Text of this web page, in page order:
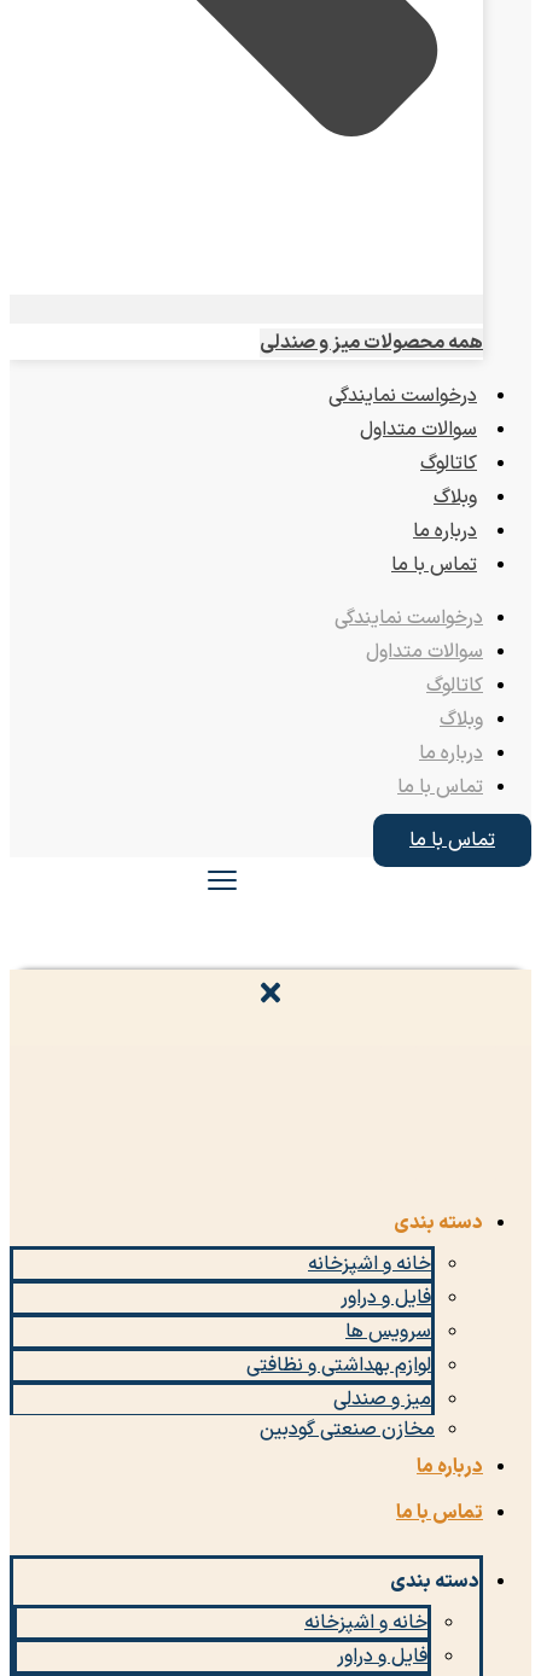
همه محصولات میز و صندلی
درخواست نمایندگی
سوالات متداول
کاتالوگ
وبلاگ
درباره ما
تماس با ما
درخواست نمایندگی
سوالات متداول
کاتالوگ
وبلاگ
درباره ما
تماس با ما
تماس با ما
دسته بندی
خانه و اشپزخانه
فایل و دراور
سرویس ها
لوازم بهداشتی و نظافتی
میز و صندلی
مخازن صنعتی گودبین
درباره ما
تماس با ما
دسته بندی
خانه و اشپزخانه
فایل و دراور